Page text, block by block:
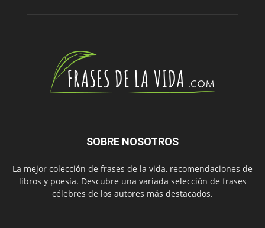
SOBRE NOSOTROS
La mejor colección de frases de la vida, recomendaciones de
libros y poesía. Descubre una variada selección de frases
célebres de los autores más destacados.